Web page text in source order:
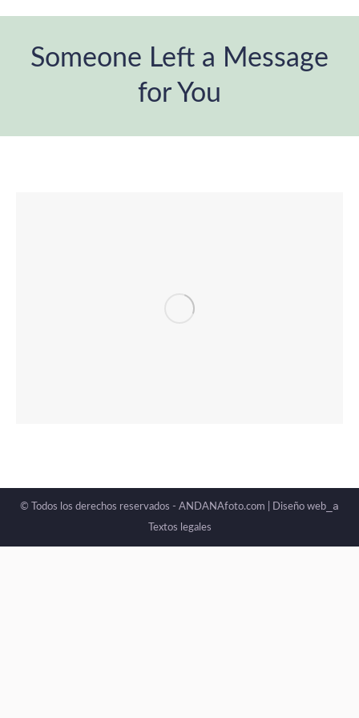
Someone Left a Message
for You
© Todos los derechos reservados - ANDANAfoto.com | Diseño web _a
Textos legales